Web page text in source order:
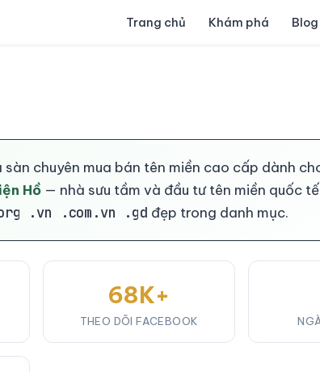
Trang chủ Khám phá Blog
sàn chuyên mua bán tên miền cao cấp dành
Hồ — nhà sưu tầm và đầu tư tên miền quốc
.vn .com.vn .gd đẹp trong danh mục.
68K+
THEO DÕI FACEBOOK